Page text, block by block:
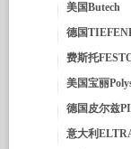
美国Butech
德国
费斯托
美国宝丽
德国皮尔兹
意大利